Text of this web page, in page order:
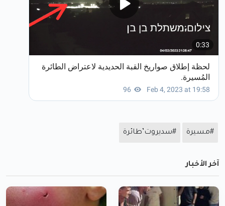
#مسيرة #سديروت’طائرة
آخر الأخبار